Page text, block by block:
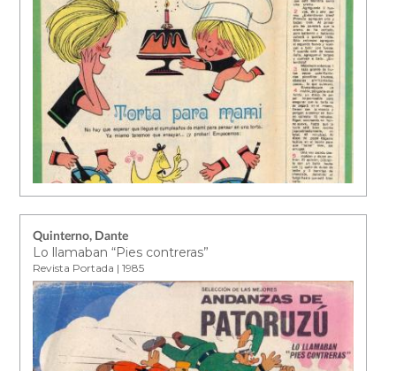
Quinterno, Dante
Lo llamaban “Pies contreras”
Revista Portada | 1985